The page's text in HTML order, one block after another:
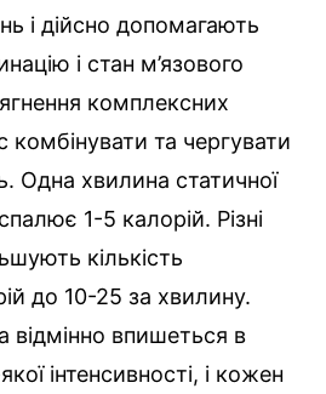
і дійсно допомагають
і стан м’язового
комплексних
комбінувати та чергувати
Одна хвилина статичної
1-5 калорій. Різні
кількість
до 10-25 за хвилину.
впишеться в
інтенсивності, і кожен